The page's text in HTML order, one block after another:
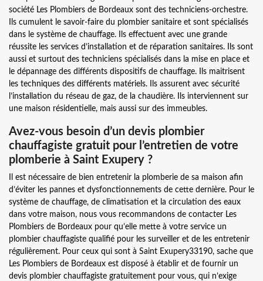
société Les Plombiers de Bordeaux sont des techniciens-orchestre.
Ils cumulent le savoir-faire du plombier sanitaire et sont spécialisés
dans le système de chauffage. Ils effectuent avec une grande
réussite les services d’installation et de réparation sanitaires. Ils sont
aussi et surtout des techniciens spécialisés dans la mise en place et
le dépannage des différents dispositifs de chauffage. Ils maitrisent
les techniques des différents matériels. Ils assurent avec sécurité
l’installation du réseau de gaz, de la chaudière. Ils interviennent sur
une maison résidentielle, mais aussi sur des immeubles.
Avez-vous besoin d’un devis plombier
chauffagiste gratuit pour l’entretien de votre
plomberie à Saint Exupery ?
Il est nécessaire de bien entretenir la plomberie de sa maison afin
d’éviter les pannes et dysfonctionnements de cette dernière. Pour le
système de chauffage, de climatisation et la circulation des eaux
dans votre maison, nous vous recommandons de contacter Les
Plombiers de Bordeaux pour qu’elle mette à votre service un
plombier chauffagiste qualifié pour les surveiller et de les entretenir
régulièrement. Pour ceux qui sont à Saint Exupery33190, sache que
Les Plombiers de Bordeaux est disposé à établir et de fournir un
devis plombier chauffagiste gratuitement pour vous, qui n’exige